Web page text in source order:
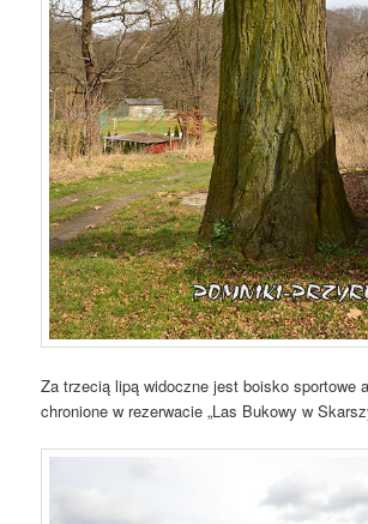
Za trzecią lipą widoczne jest boisko sportowe
chronione w rezerwacie „Las Bukowy w